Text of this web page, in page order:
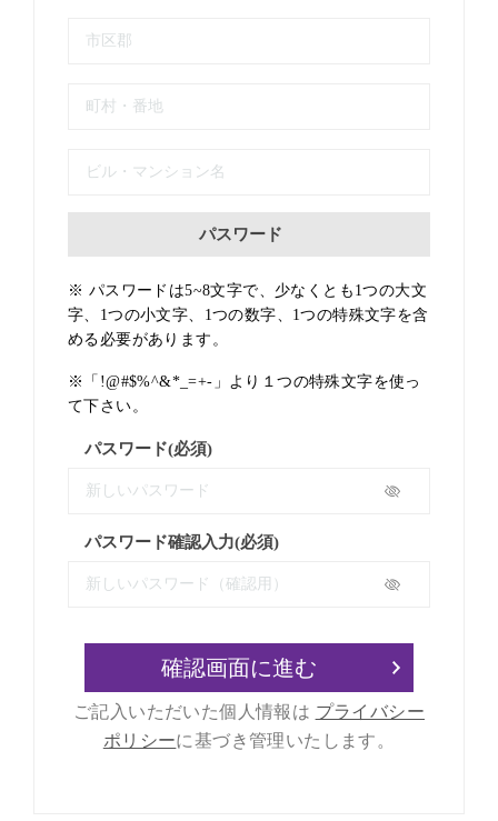
パスワード
※ パスワードは5~8文字で、少なくとも1つの大文
字、1つの小文字、1つの数字、1つの特殊文字を含
める必要があります。
※「!@#$%^&*_=+-」より１つの特殊文字を使っ
て下さい。
パスワード(必須)
パスワード確認入力(必須)
確認画面に進む
ご記入いただいた個人情報は プライバシー
ポリシーに基づき管理いたします。